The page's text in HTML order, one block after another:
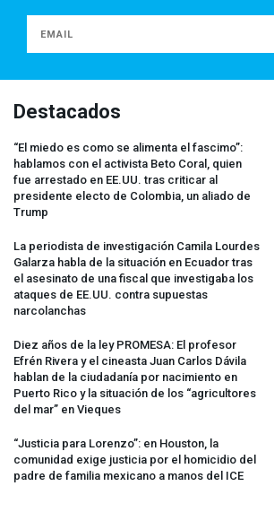
Destacados
“El miedo es como se alimenta el fascimo”:
hablamos con el activista Beto Coral, quien
fue arrestado en EE.UU. tras criticar al
presidente electo de Colombia, un aliado de
Trump
La periodista de investigación Camila Lourdes
Galarza habla de la situación en Ecuador tras
el asesinato de una fiscal que investigaba los
ataques de EE.UU. contra supuestas
narcolanchas
Diez años de la ley PROMESA: El profesor
Efrén Rivera y el cineasta Juan Carlos Dávila
hablan de la ciudadanía por nacimiento en
Puerto Rico y la situación de los “agricultores
del mar” en Vieques
“Justicia para Lorenzo”: en Houston, la
comunidad exige justicia por el homicidio del
padre de familia mexicano a manos del ICE